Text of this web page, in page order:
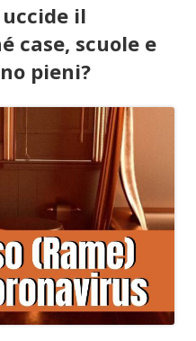
uccide il
case, scuole e
pieni?